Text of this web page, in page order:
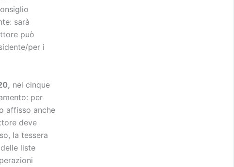
sarà
può
per i
nei cinque
per
affisso anche
deve
la tessera
liste